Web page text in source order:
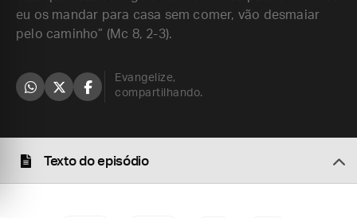
eu os mandar para casa sem comer, vão desmaiar
pelo caminho” (Mc 8, 2-3).
Evangelize,
compartilhando.
Texto do episódio